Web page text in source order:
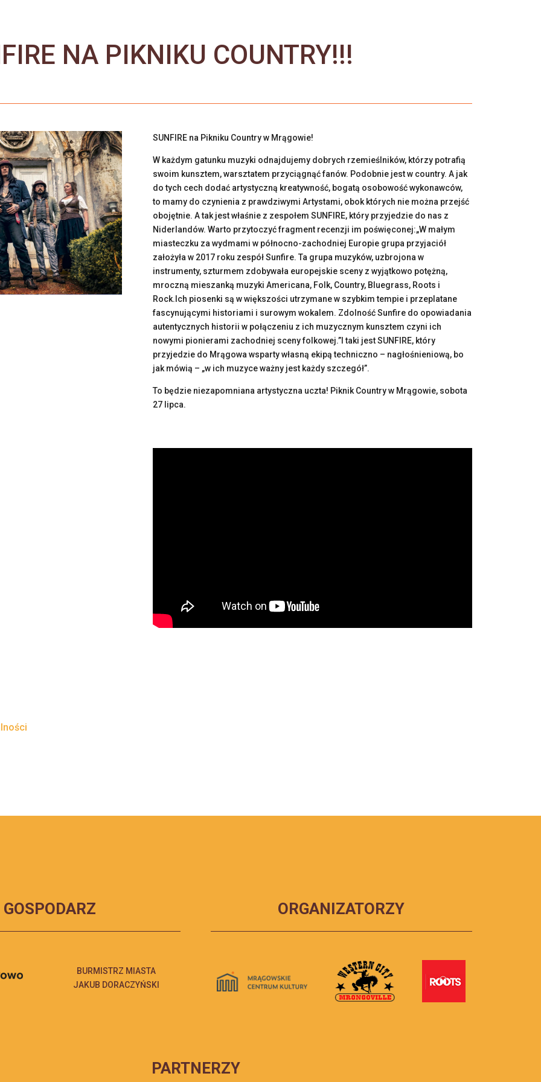
NA PIKNIKU COUNTRY!!!
SUNFIRE na Pikniku Country w Mrągowie!
W każdym gatunku muzyki odnajdujemy dobrych rzemieślników, którzy potrafią
swoim kunsztem, warsztatem przyciągnąć fanów. Podobnie jest w country. A jak
do tych cech dodać artystyczną kreatywność, bogatą osobowość wykonawców,
to mamy do czynienia z prawdziwymi Artystami, obok których nie można przejść
obojętnie. A tak jest właśnie z zespołem SUNFIRE, który przyjedzie do nas z
Niderlandów. Warto przytoczyć fragment recenzji im poświęconej:„W małym
miasteczku za wydmami w północno-zachodniej Europie grupa przyjaciół
założyła w 2017 roku zespół Sunfire. Ta grupa muzyków, uzbrojona w
instrumenty, szturmem zdobywała europejskie sceny z wyjątkowo potężną,
mroczną mieszanką muzyki Americana, Folk, Country, Bluegrass, Roots i
Rock.Ich piosenki są w większości utrzymane w szybkim tempie i przeplatane
fascynującymi historiami i surowym wokalem. Zdolność Sunfire do opowiadania
autentycznych historii w połączeniu z ich muzycznym kunsztem czyni ich
nowymi pionierami zachodniej sceny folkowej.”I taki jest SUNFIRE, który
przyjedzie do Mrągowa wsparty własną ekipą techniczno – nagłośnieniową, bo
jak mówią – „w ich muzyce ważny jest każdy szczegół”.
To będzie niezapomniana artystyczna uczta! Piknik Country w Mrągowie, sobota
27 lipca.
GOSPODARZ
BURMISTRZ MIASTA
JAKUB DORACZYŃSKI
ORGANIZATORZY
PARTNERZY